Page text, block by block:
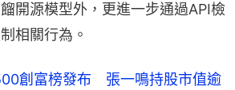
開源模型外，更進一步通過API檢
相關行為。
創富榜發布 張一鳴持股市值逾